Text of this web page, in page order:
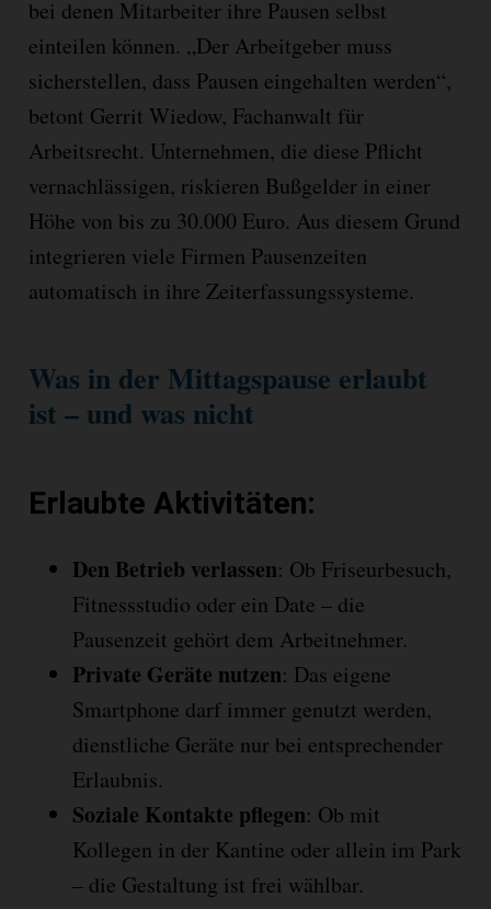
bei denen Mitarbeiter ihre Pausen selbst
einteilen können. „Der Arbeitgeber muss
sicherstellen, dass Pausen eingehalten werden“,
betont Gerrit Wiedow, Fachanwalt für
Arbeitsrecht. Unternehmen, die diese Pflicht
vernachlässigen, riskieren Bußgelder in einer
Höhe von bis zu 30.000 Euro. Aus diesem Grund
integrieren viele Firmen Pausenzeiten
automatisch in ihre Zeiterfassungssysteme.
Was in der Mittagspause erlaubt
ist – und was nicht
Erlaubte Aktivitäten:
Den Betrieb verlassen: Ob Friseurbesuch,
Fitnessstudio oder ein Date – die
Pausenzeit gehört dem Arbeitnehmer.
Private Geräte nutzen: Das eigene
Smartphone darf immer genutzt werden,
dienstliche Geräte nur bei entsprechender
Erlaubnis.
Soziale Kontakte pflegen: Ob mit
Kollegen in der Kantine oder allein im Park
– die Gestaltung ist frei wählbar.